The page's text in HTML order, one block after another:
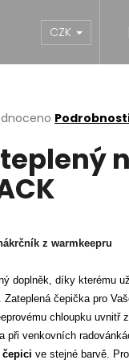
DÍVKY
CZK
z warmkeepru
doplněk, díky kterému
Zateplená čepička pro
chloupku uvnitř
při venkovních
čepici ve stejné barvě.
MIDI BLACK S